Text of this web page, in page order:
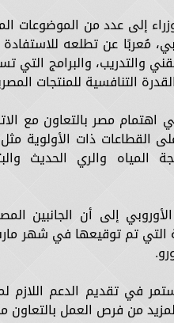
إلى عدد من الموضوعات
مُعربًا عن تطلعه للاستفادة
والتدريب، والبرامج
التنافسية للمنتجات
مصر بالتعاون مع
القطاعات ذات الأولوية
المياه والري الحديث
إلى أن الجانبين
في تقديم الدعم
من فرص العمل بالتعاون